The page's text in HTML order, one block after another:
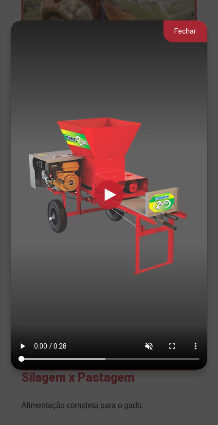
Fechar
rebanho no inverno.
Investir em equipamentos adequados para
produzir uma silagem completa.
Silagem x Pastagem
Alimentação completa para o gado.